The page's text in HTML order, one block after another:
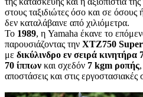
στους ταξιδιώτες όσο και σε
δεν καταλάβαινε από χιλιόμετρα.
Το 1989, η Yamaha έκανε το
παρουσιάζοντας την XTZ750
με δικύλινδρο εν σειρά κινητήρα
70 ίππων και σχεδόν 7 kgm ροπής
αποστάσεις και στις